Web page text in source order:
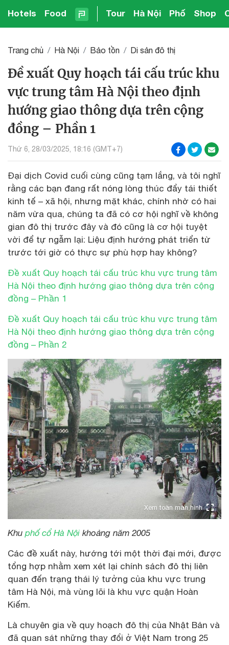
Hotels Food Tour Hà Nội Phố Shop
Trang chủ Hà Nội Bảo tồn Di sản đô thị
Đề xuất Quy hoạch tái cấu trúc khu
vực trung tâm Hà Nội theo định
hướng giao thông dựa trên cộng
đồng – Phần 1
Thứ 6, 28/03/2025, 18:16 (GMT+7)
Đại dịch Covid cuối cùng cũng tạm lắng, và tôi nghĩ
rằng các bạn đang rất nóng lòng thúc đẩy tái thiết
kinh tế – xã hội, nhưng mặt khác, chính nhờ có hai
năm vừa qua, chúng ta đã có cơ hội nghĩ về không
gian đô thị trước đây và đó cũng là cơ hội tuyệt
vời để tự ngẫm lại: Liệu định hướng phát triển từ
trước tới giờ có thực sự phù hợp hay không?
Đề xuất Quy hoạch tái cấu trúc khu vực trung tâm
Hà Nội theo định hướng giao thông dựa trên cộng
đồng – Phần 1
Đề xuất Quy hoạch tái cấu trúc khu vực trung tâm
Hà Nội theo định hướng giao thông dựa trên cộng
đồng – Phần 2
Xem toàn màn hình
Khu phố cổ Hà Nội khoảng năm 2005
Các đề xuất này, hướng tới một thời đại mới, được
tổng hợp nhằm xem xét lại chính sách đô thị liên
quan đến trạng thái lý tưởng của khu vực trung
tâm Hà Nội, mà vùng lõi là khu vực quận Hoàn
Kiếm.
Là chuyên gia về quy hoạch đô thị của Nhật Bản và
đã quan sát những thay đổi ở Việt Nam trong 25